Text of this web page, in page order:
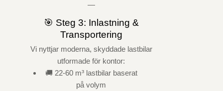
—
🎯 Steg 3: Inlastning &
Transportering
Vi nyttjar moderna, skyddade lastbilar
utformade för kontor:
🚚 22-60 m³ lastbilar baserat
på volym